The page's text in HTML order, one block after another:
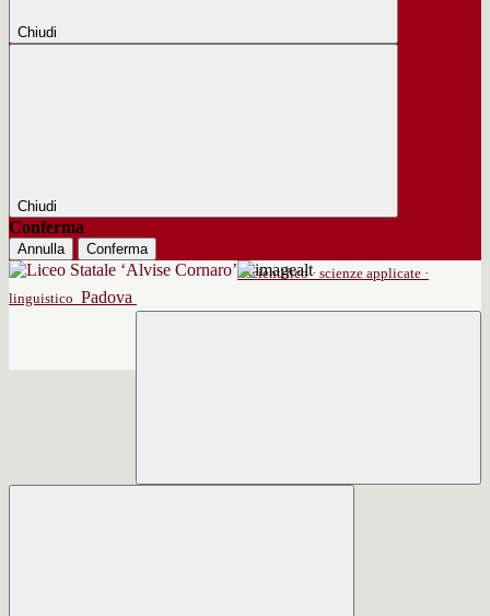
Chiudi
Chiudi
Conferma
Annulla
Conferma
scientifico · scienze applicate ·
linguistico Padova